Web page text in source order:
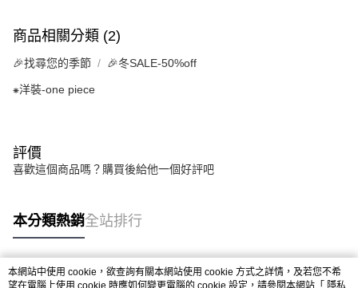
商品相關分類 (2)
🎉找尋您的季節 🎉冬SALE-50%off
⁕洋裝-one piece
評價
喜歡這個商品嗎？購買後給他一個好評吧
本分類熱銷全站排行
熱門標籤
本網站中使用 cookie，欲查詢有關本網站使用 cookie 方式之詳情，及若您不希
望在電腦上使用 cookie 時應如何變更電腦的 cookie 設定，請參閱本網站「 隱私